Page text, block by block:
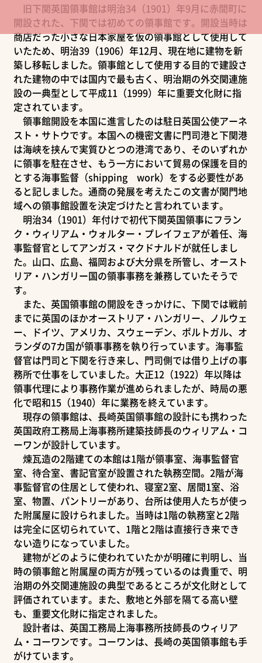
旧下関英国領事館は明治34（1901）年9月に赤間町に
開設された、下関では初めての領事館です。開設当時は
商店だった小さな日本家屋を仮の領事館として使用して
いたため、明治39（1906）年12月、現在地に建物を新
築し移転しました。領事館として使用する目的で建設さ
れた建物の中では国内で最も古く、明治期の外交関連施
設の一典型として平成11（1999）年に重要文化財に指
定されています。
領事館開設を本国に進言したのは駐日英国公使アーネ
スト・サトウです。本国への機密文書に門司港と下関港
は海峡を挟んで実質ひとつの港湾であり、そのいずれか
に領事を駐在させ、もう一方において貿易の保護を目的
とする海事監督（shipping work）をする必要性があ
ると記しました。通商の発展を考えたこの文書が関門地
域への領事館設置を決定づけたと言われています。
明治34（1901）年付けで初代下関英国領事にフラン
ク・ウィリアム・ウォルター・プレイフェアが着任、海
事監督官としてアンガス・マクドナルドが就任しまし
た。山口、広島、福岡および大分県を所管し、オースト
リア・ハンガリー国の領事事務を兼務していたそうで
す。
また、英国領事館の開設をきっかけに、下関では戦前
までに英国のほかオーストリア・ハンガリー、ノルウェ
ー、ドイツ、アメリカ、スウェーデン、ポルトガル、オ
ランダの7カ国が領事事務を執り行っています。海事監
督官は門司と下関を行き来し、門司側では借り上げの事
務所で仕事をしていました。大正12（1922）年以降は
領事代理により事務作業が進められましたが、時局の悪
化で昭和15（1940）年に業務を終えています。
現存の領事館は、長崎英国領事館の設計にも携わった
英国政府工務局上海事務所建築技師長のウィリアム・コ
ーワンが設計しています。
煉瓦造の2階建ての本館は1階が領事室、海事監督官
室、待合室、書記官室が設置された執務空間。2階が海
事監督官の住居として使われ、寝室2室、居間1室、浴
室、物置、パントリーがあり、台所は使用人たちが使っ
た附属屋に設けられました。当時は1階の執務室と2階
は完全に区切られていて、1階と2階は直接行き来でき
ない造りになっていました。
建物がどのように使われていたかが明確に判明し、当
時の領事館と附属屋の両方が残っているのは貴重で、明
治期の外交関連施設の典型であるところが文化財として
評価されています。また、敷地と外部を隔てる高い壁
も、重要文化財に指定されました。
設計者は、英国工務局上海事務所技師長のウィリア
ム・コーワンです。コーワンは、長崎の英国領事館も手
がけています。